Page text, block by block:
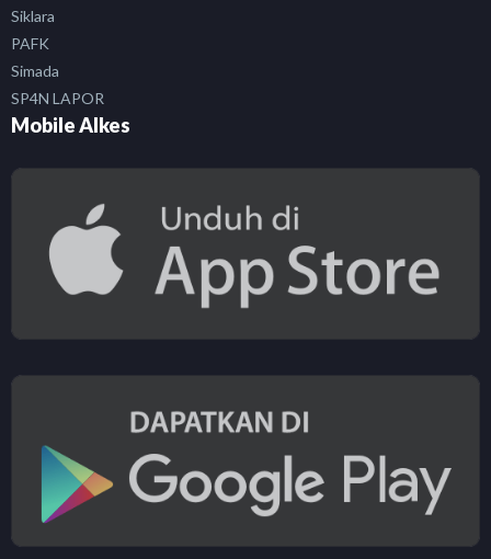
Siklara
PAFK
Simada
SP4N LAPOR
Mobile Alkes